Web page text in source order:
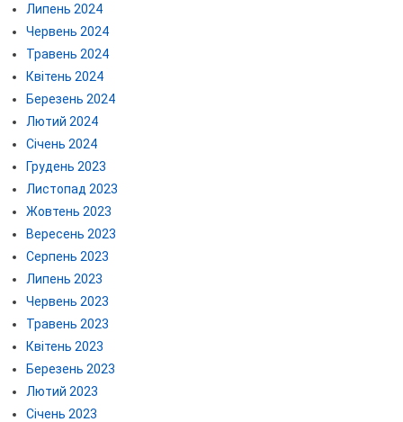
Липень 2024
Червень 2024
Травень 2024
Квітень 2024
Березень 2024
Лютий 2024
Січень 2024
Грудень 2023
Листопад 2023
Жовтень 2023
Вересень 2023
Серпень 2023
Липень 2023
Червень 2023
Травень 2023
Квітень 2023
Березень 2023
Лютий 2023
Січень 2023